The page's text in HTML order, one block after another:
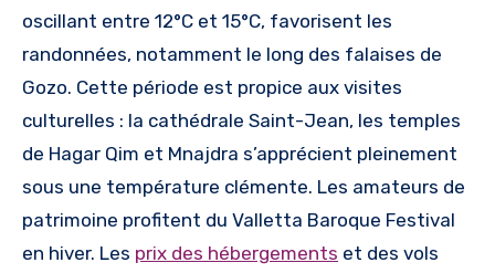
oscillant entre 12°C et 15°C, favorisent les
randonnées, notamment le long des falaises de
Gozo. Cette période est propice aux visites
culturelles : la cathédrale Saint-Jean, les temples
de Hagar Qim et Mnajdra s’apprécient pleinement
sous une température clémente. Les amateurs de
patrimoine profitent du Valletta Baroque Festival
en hiver. Les prix des hébergements et des vols